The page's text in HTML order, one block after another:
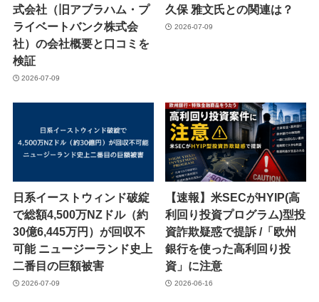
式会社（旧アブラハム・プ
ライベートバンク株式会
社）の会社概要と口コミを
検証
2026-07-09
久保 雅文氏との関連は？
2026-07-09
日系イーストウィンド破綻
で総額4,500万NZドル（約
30億6,445万円）が回収不
可能 ニュージーランド史上
二番目の巨額被害
2026-07-09
【速報】米SECがHYIP(高
利回り投資プログラム)型投
資詐欺疑惑で提訴 /「欧州
銀行を使った高利回り投
資」に注意
2026-06-16